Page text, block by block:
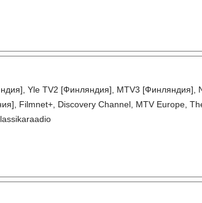
Yle TV2 [Финляндия], MTV3 [Финляндия],
Filmnet+, Discovery Channel, MTV Europe,